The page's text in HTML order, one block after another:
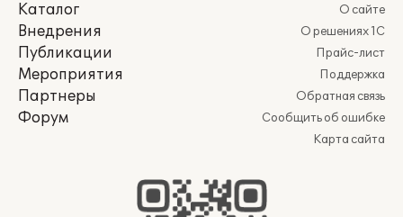
Каталог
Внедрения
Публикации
Мероприятия
Партнеры
Форум
О сайте
О решениях 1С
Прайс-лист
Поддержка
Обратная связь
Сообщить об ошибке
Карта сайта